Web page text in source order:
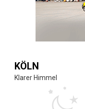
KÖLN
Klarer Himmel